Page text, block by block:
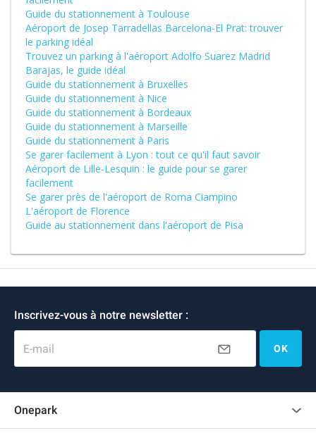
Guide du stationnement à Toulouse
Aéroport de Josep Tarradellas Barcelona-El Prat: trouver
le parking idéal
Trouvez un parking à l'aéroport Adolfo Suarez Madrid
Barajas, le guide idéal
Guide du stationnement à Bruxelles
Guide du stationnement à Nice
Guide du stationnement à Bordeaux
Guide du stationnement à Marseille
Guide du stationnement à Paris
Se garer facilement à Lyon : tout ce qu'il faut savoir
Aéroport de Lille-Lesquin : le guide pour se garer
facilement
Se garer près de l'aéroport de Roma Ciampino
L'aéroport de Florence
Guide au stationnement dans l'aéroport de Pisa
Inscrivez-vous à notre newsletter :
E-mail OK
Onepark